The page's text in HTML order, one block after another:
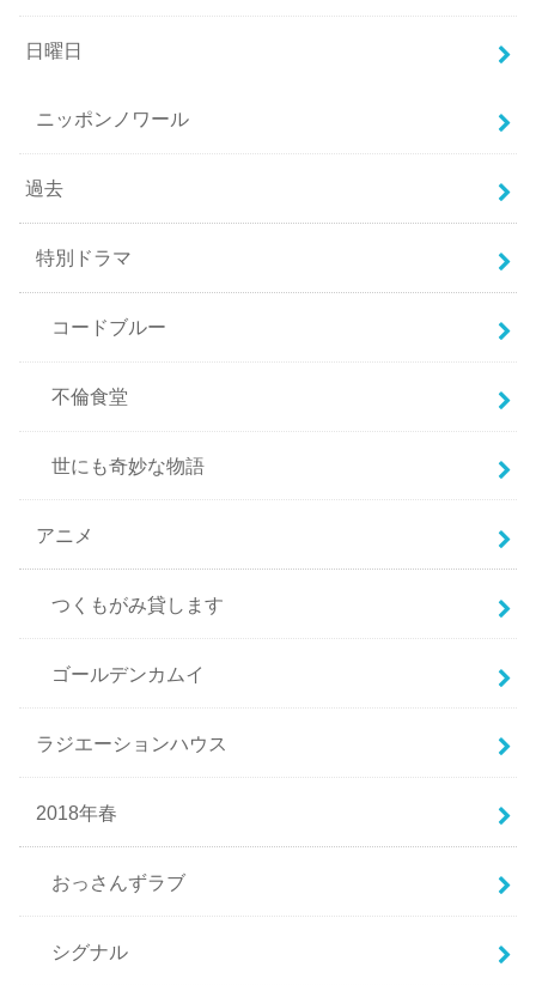
日曜日
ニッポンノワール
過去
特別ドラマ
コードブルー
不倫食堂
世にも奇妙な物語
アニメ
つくもがみ貸します
ゴールデンカムイ
ラジエーションハウス
2018年春
おっさんずラブ
シグナル